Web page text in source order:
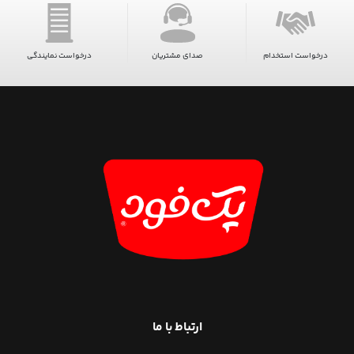
درخواست استخدام صدای مشتریان درخواست نمایندگی
ارتباط با ما